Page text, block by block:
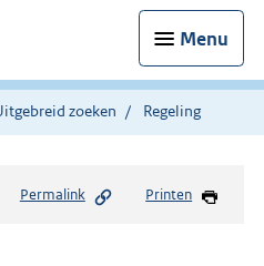
Menu
zoeken Regeling
Permalink Printen